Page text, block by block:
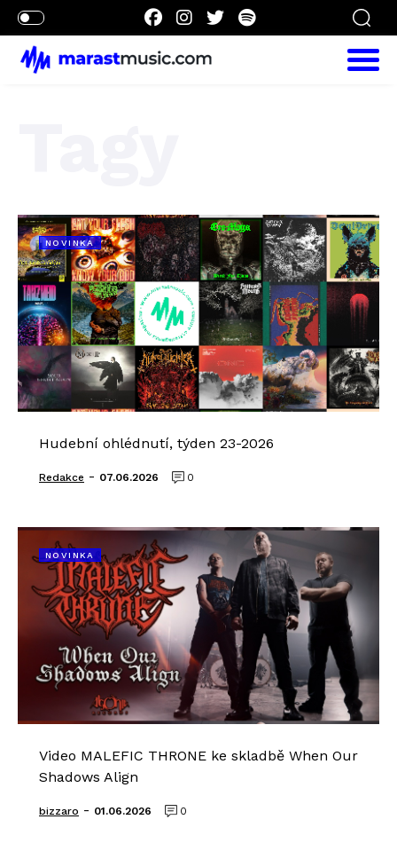
NOVINKA
Hudební ohlédnutí, týden 23-2026
Redakce - 07.06.2026 0
NOVINKA
Video MALEFIC THRONE ke skladbě When Our
Shadows Align
bizzaro - 01.06.2026 0